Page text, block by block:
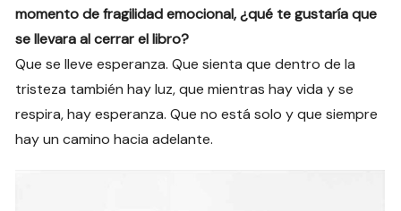
momento de fragilidad emocional, ¿qué te gustaría que
se llevara al cerrar el libro?
Que se lleve esperanza. Que sienta que dentro de la
tristeza también hay luz, que mientras hay vida y se
respira, hay esperanza. Que no está solo y que siempre
hay un camino hacia adelante.